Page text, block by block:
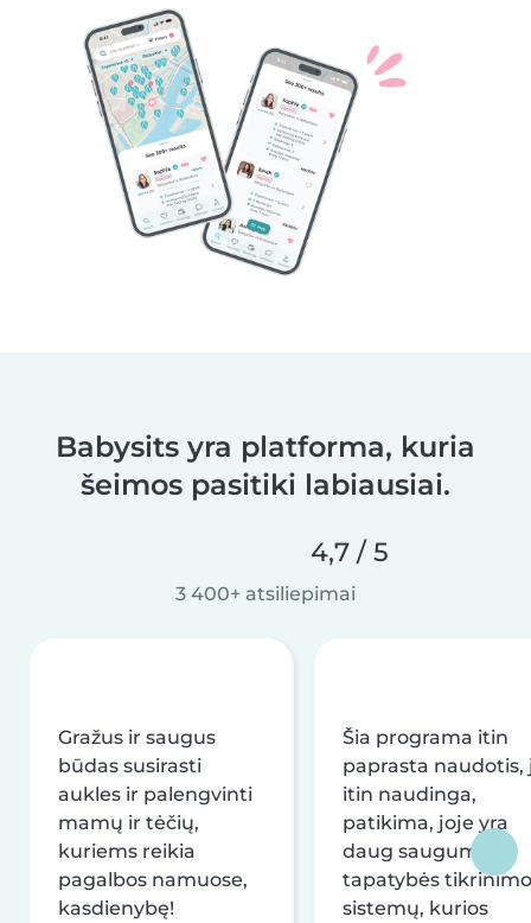
Babysits yra platforma, kuria
šeimos pasitiki labiausiai.
4,7 / 5
3 400+ atsiliepimai
Gražus ir saugus
būdas susirasti
aukles ir palengvinti
mamų ir tėčių,
kuriems reikia
pagalbos namuose,
kasdienybę!
Šia programa itin
paprasta naudotis,
itin naudinga,
patikima, joje yra
daug saugumo ir
tapatybės tikrinimo
sistemų, kurios